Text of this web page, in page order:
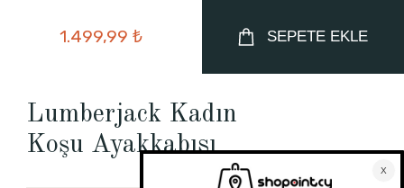
1.499,99 ₺ SEPETE EKLE
Lumberjack Kadın
Koşu Ayakkabısı